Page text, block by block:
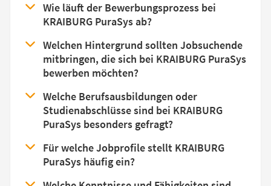
Wie läuft der Bewerbungsprozess bei
KRAIBURG PuraSys ab?
Welchen Hintergrund sollten Jobsuchende
mitbringen, die sich bei KRAIBURG PuraSys
bewerben möchten?
Welche Berufsausbildungen oder
Studienabschlüsse sind bei KRAIBURG
PuraSys besonders gefragt?
Für welche Jobprofile stellt KRAIBURG
PuraSys häufig ein?